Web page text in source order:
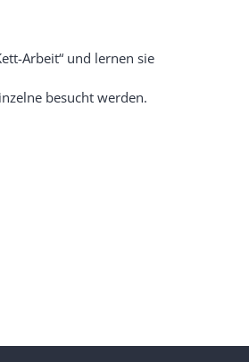
Arbeit“ und lernen sie
besucht werden.